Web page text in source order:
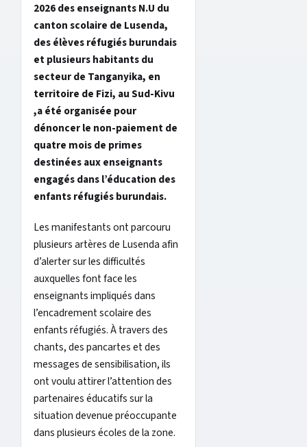
2026 des enseignants N.U du
canton scolaire de Lusenda,
des élèves réfugiés burundais
et plusieurs habitants du
secteur de Tanganyika, en
territoire de Fizi, au Sud-Kivu
,a été organisée pour
dénoncer le non-paiement de
quatre mois de primes
destinées aux enseignants
engagés dans l’éducation des
enfants réfugiés burundais.
Les manifestants ont parcouru
plusieurs artères de Lusenda afin
d’alerter sur les difficultés
auxquelles font face les
enseignants impliqués dans
l’encadrement scolaire des
enfants réfugiés. À travers des
chants, des pancartes et des
messages de sensibilisation, ils
ont voulu attirer l’attention des
partenaires éducatifs sur la
situation devenue préoccupante
dans plusieurs écoles de la zone.